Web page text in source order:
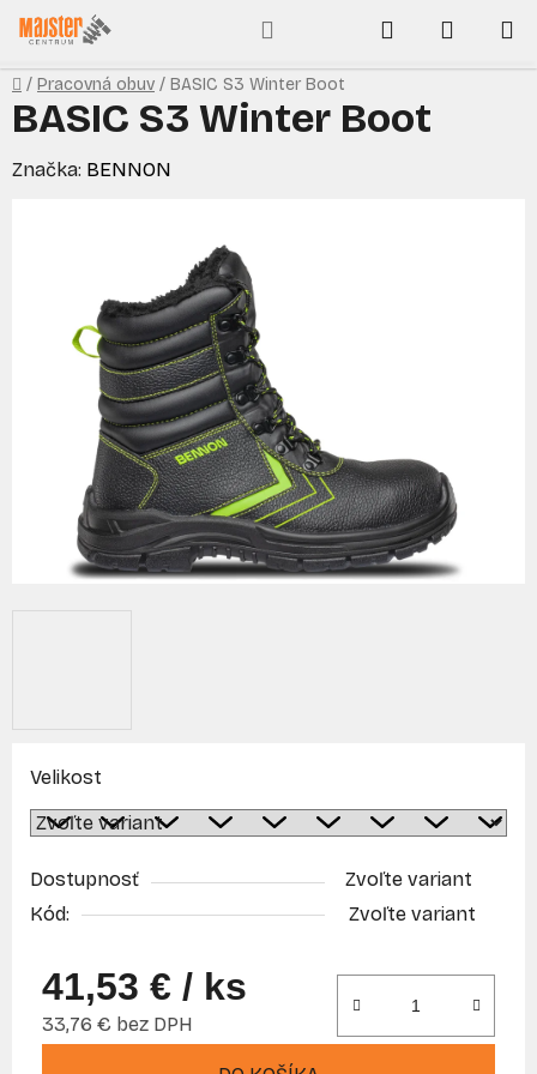
Prejsť
na
obsah
Hľadať
KOŠÍK
Domov
/ Pracovná obuv / BASIC S3 Winter Boot
Velikost
Dostupnosť
Zvoľte variant
Kód:
Zvoľte variant
41,53 € / ks
33,76 € bez DPH
BASIC S3 Winter Boot
Značka: BENNON